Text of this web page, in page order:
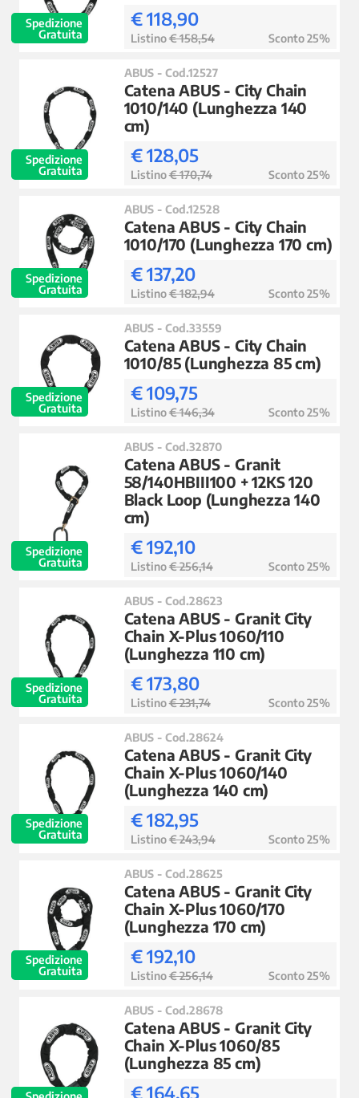
Spedizione
Gratuita
€ 118,90
Listino€ 158,54 Sconto 25%
Spedizione
Gratuita
ABUS - Cod.12527
Catena ABUS - City Chain
1010/140 (Lunghezza 140
cm)
€ 128,05
Listino€ 170,74 Sconto 25%
Spedizione
Gratuita
ABUS - Cod.12528
Catena ABUS - City Chain
1010/170 (Lunghezza 170 cm)
€ 137,20
Listino€ 182,94 Sconto 25%
Spedizione
Gratuita
ABUS - Cod.33559
Catena ABUS - City Chain
1010/85 (Lunghezza 85 cm)
€ 109,75
Listino€ 146,34 Sconto 25%
Spedizione
Gratuita
ABUS - Cod.32870
Catena ABUS - Granit
58/140HBIII100 + 12KS 120
Black Loop (Lunghezza 140
cm)
€ 192,10
Listino€ 256,14 Sconto 25%
Spedizione
Gratuita
ABUS - Cod.28623
Catena ABUS - Granit City
Chain X-Plus 1060/110
(Lunghezza 110 cm)
€ 173,80
Listino€ 231,74 Sconto 25%
Spedizione
Gratuita
ABUS - Cod.28624
Catena ABUS - Granit City
Chain X-Plus 1060/140
(Lunghezza 140 cm)
€ 182,95
Listino€ 243,94 Sconto 25%
Spedizione
Gratuita
ABUS - Cod.28625
Catena ABUS - Granit City
Chain X-Plus 1060/170
(Lunghezza 170 cm)
€ 192,10
Listino€ 256,14 Sconto 25%
ABUS - Cod.28678
Catena ABUS - Granit City
Chain X-Plus 1060/85
(Lunghezza 85 cm)
€ 164,65